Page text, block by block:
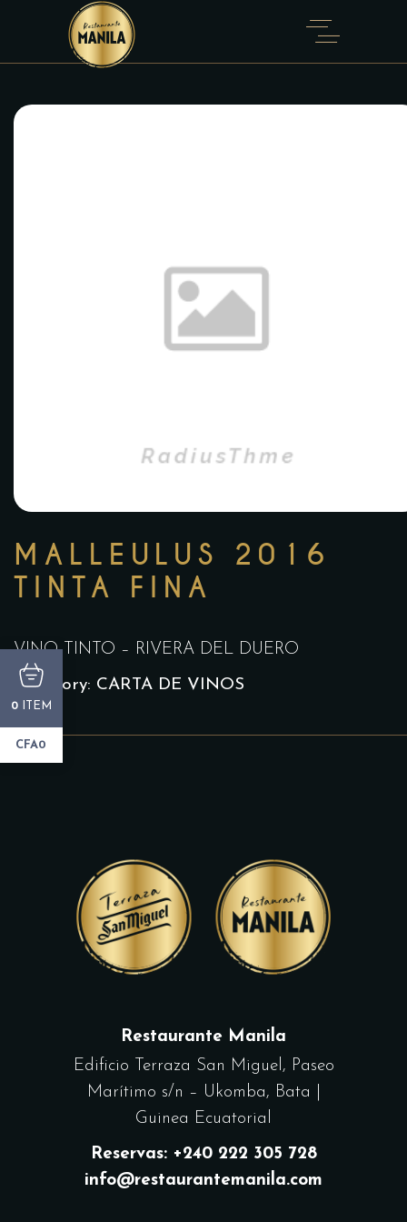
MALLEULUS 2016
TINTA FINA
VINO TINTO – RIVERA DEL DUERO
Category: CARTA DE VINOS
Restaurante Manila
Edificio Terraza San Miguel, Paseo
Marítimo s/n – Ukomba, Bata |
Guinea Ecuatorial
Reservas: +240 222 305 728
info@restaurantemanila.com
0 ITEM
CFA0